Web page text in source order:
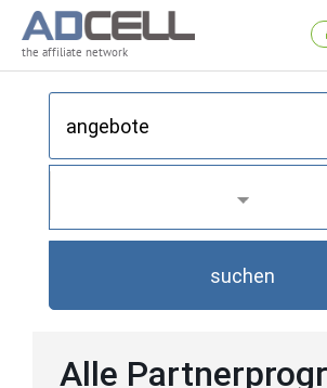
the affiliate network
suchen
Alle